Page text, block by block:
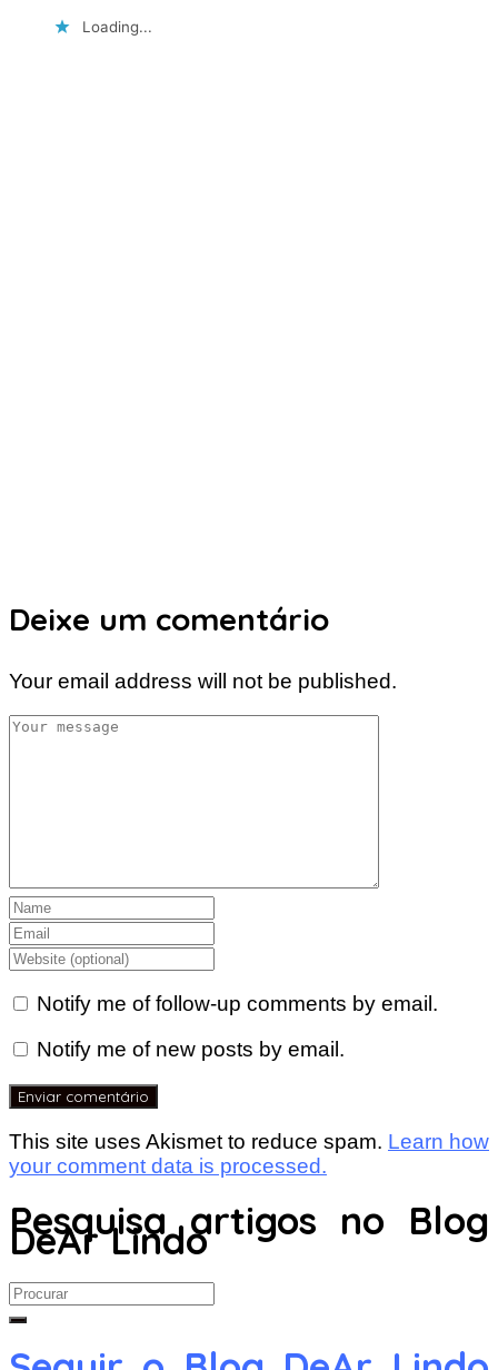
Loading...
Deixe um comentário
Your email address will not be published.
Notify me of follow-up comments by email.
Notify me of new posts by email.
This site uses Akismet to reduce spam. Learn how
your comment data is processed.
Pesquisa artigos no Blog
DeAr Lindo
Search
for: